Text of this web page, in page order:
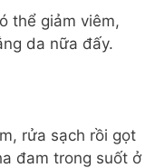
thể giảm viêm,
da nữa đấy.
rửa sạch rồi gọt
đam trong suốt ở